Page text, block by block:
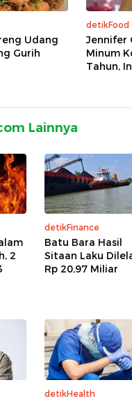
Udang
Gurih
detikFood
Jennifer
Minum
Tahun,
Lainnya
2
detikFinance
Batu Bara Hasil
Sitaan Laku
Rp 20,97 Miliar
detikHealth